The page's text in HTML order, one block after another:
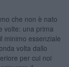
che non è nato
volte: una prima
minimo essenziale
volta dallo
per cui noi